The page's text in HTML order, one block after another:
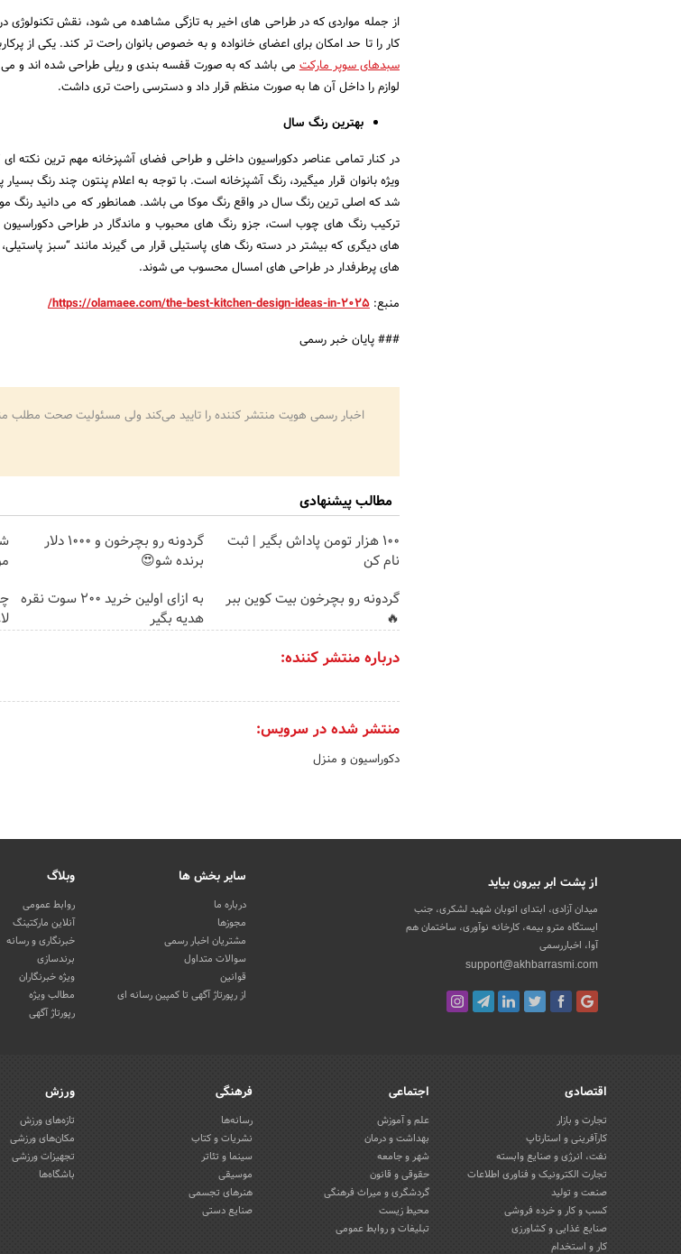
از جمله مواردی که در طراحی های اخیر به تازگی مشاهده می شود، نقش تکنولوژی
کار را تا حد امکان برای اعضای خانواده و به خصوص بانوان راحت تر کند. یکی از
سبدهای سوپر مارکتمی باشد که به صورت قفسه بندی و ریلی طراحی شده اند و
لوازم را داخل آن ها به صورت منظم قرار داد و دسترسی راحت تری داشت.
بهترین رنگ سال
در کنار تمامی عناصر دکوراسیون داخلی و طراحی فضای آشپزخانه مهم ترین نکته ای
ویژه بانوان قرار میگیرد، رنگ آشپزخانه است. با توجه به اعلام پنتون چند رنگ
شد که اصلی ترین رنگ سال در واقع رنگ موکا می باشد. همانطور که می دانید رنگ
ترکیب رنگ های چوب است، جزو رنگ های محبوب و ماندگار در طراحی دکوراسیون
های دیگری که بیشتر در دسته رنگ های پاستیلی قرار می گیرند مانند “سبز
های پرطرفدار در طراحی های امسال محسوب می شوند.
منبع: https://olamaee.com/the-best-kitchen-design-ideas-in-2025/
### پایان خبر رسمی
اخبار رسمی هویت منتشر کننده را تایید می‌کند ولی مسئولیت صحت مطلب
مطالب پیشنهادی
100 هزار تومن پاداش بگیر | ثبت
نام کن
گردونه رو بچرخون و 1000 دلار
برنده شو😍
گردونه رو بچرخون بیت کوین ببر
🔥
به ازای اولین خرید 200 سوت نقره
هدیه بگیر
درباره منتشر کننده:
منتشر شده در سرویس:
دکوراسیون و منزل
از پشت ابر بیرون بیاید
میدان آزادی، ابتدای اتوبان شهید لشکری، جنب
ایستگاه مترو بیمه، کارخانه نوآوری، ساختمان هم
آوا، اخباررسمی
support@akhbarrasmi.com
سایر بخش ها
درباره ما
مجوزها
مشتریان اخبار رسمی
سوالات متداول
قوانین
از رپورتاژ آگهی تا کمپین رسانه ای
وبلاگ
روابط عمومی
آنلاین مارکتینگ
خبرنگاری و رسانه
برندسازی
ویژه خبرنگاران
مطالب ویژه
رپورتاژ آگهی
اقتصادی
تجارت و بازار
کارآفرینی و استارتاپ
نفت، انرژی و صنایع وابسته
تجارت الکترونیک و فناوری اطلاعات
صنعت و تولید
کسب و کار و خرده فروشی
صنایع غذایی و کشاورزی
کار و استخدام
اجتماعی
علم و آموزش
بهداشت و درمان
شهر و جامعه
حقوقی و قانون
گردشگری و میراث فرهنگی
محیط زیست
تبلیغات و روابط عمومی
فرهنگی
رسانه‌ها
نشریات و کتاب
سینما و تئاتر
موسیقی
هنرهای تجسمی
صنایع دستی
ورزش
تازه‌های ورزش
مکان‌های ورزشی
تجهیزات ورزشی
باشگاه‌ها